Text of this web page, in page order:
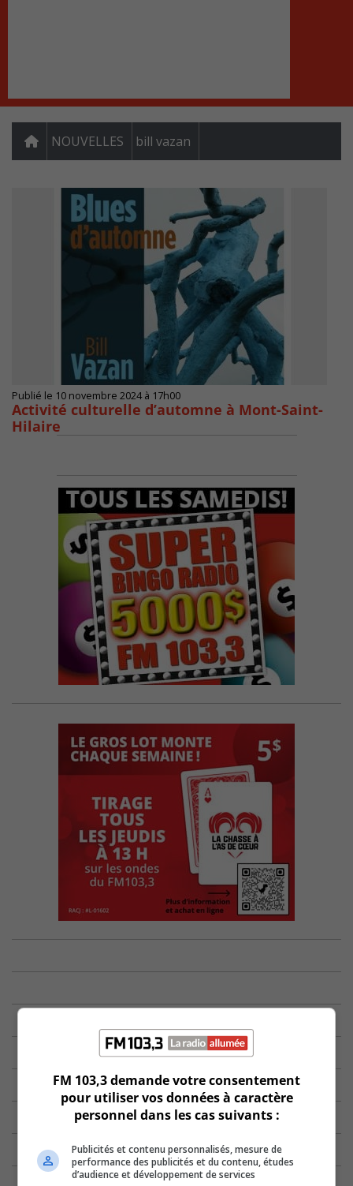
NOUVELLES bill vazan
Publié le 10 novembre 2024 à 17h00
Activité culturelle d’automne à Mont-Saint-
Hilaire
FM 103,3 demande votre consentement
pour utiliser vos données à caractère
personnel dans les cas suivants :
Publicités et contenu personnalisés, mesure de
performance des publicités et du contenu, études
d’audience et développement de services